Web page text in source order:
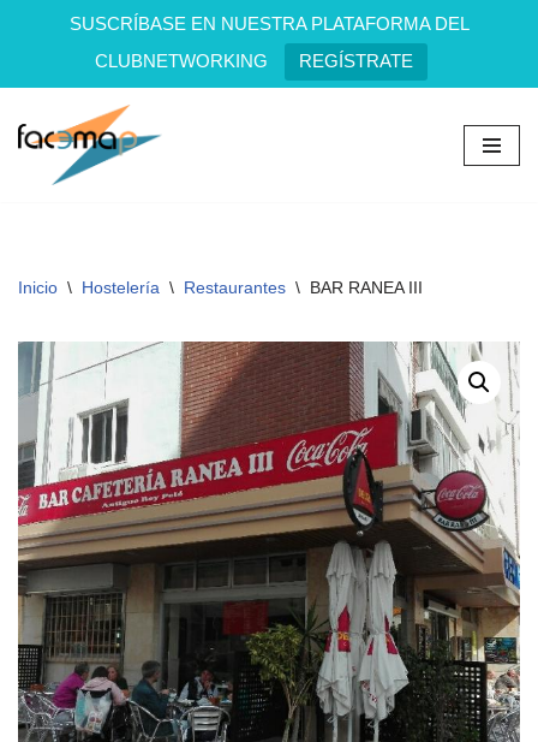
SUSCRÍBASE EN NUESTRA PLATAFORMA DEL
CLUBNETWORKING
REGÍSTRATE
Saltar
Inicio \ Hostelería \ Restaurantes \ BAR RANEA III